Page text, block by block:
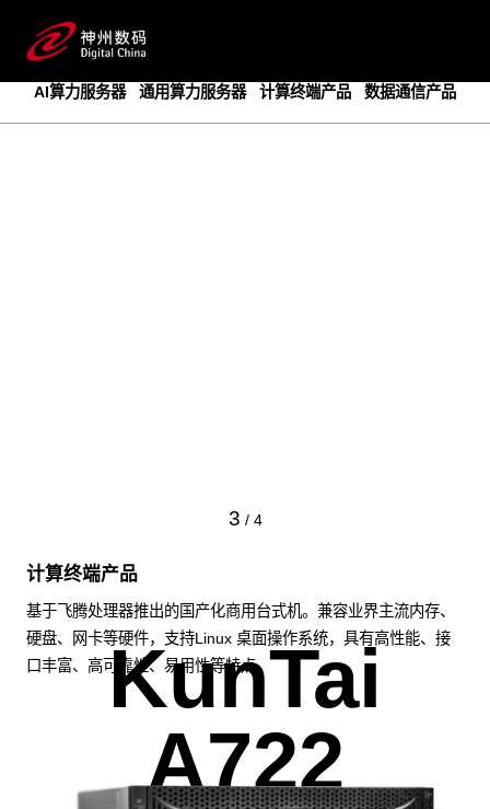
AI算力服务器
通用算力服务器 计算终端产品 数据通信产品
3 / 4
计算终端产品
基于飞腾处理器推出的国产化商用台式机。兼容业界主流内存、
硬盘、网卡等硬件，支持Linux 桌面操作系统，具有高性能、接
口丰富、高可靠性、易用性等特点。
KunTai
A722